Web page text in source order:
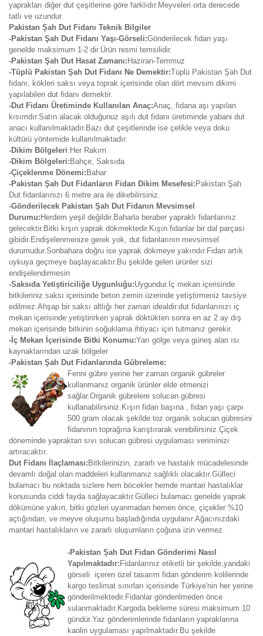
yaprakları diğer dut çeşitlerine göre farklıdır.Meyveleri orta derecede
tatlı ve uzundur.
Pakistan Şah Dut Fidanı Teknik Bilgiler
-Pakistan Şah Dut Fidanı Yaşı-Görseli:Gönderilecek fidan yaşı
genelde maksimum 1-2 dir.Ürün resmi temsilidir.
-Pakistan Şah Dut Hasat Zamanı: Haziran-Temmuz
-Tüplü Pakistan Şah Dut Fidanı Ne Demektir:Tüplü Pakistan Şah Dut
fidanı, kökleri saksı veya toprak içerisinde olan dört mevsim dikimi
yapılabilen dut fidanı demektir.
-Dut Fidanı Üretiminde Kullanılan Anaç:Anaç, fidana aşı yapılan
kısımdır.Satın alacak olduğunuz aşılı dut fidanı üretiminde yabani dut
anacı kullanılmaktadır.Bazı dut çeşitlerinde ise çelikle veya doku
kültürü yöntemide kullanılmaktadır.
-Dikim Bölgeleri:Her Rakım
-Dikim Bölgeleri: Bahçe, Saksıda
-Çiçeklenme Dönemi: Bahar
-Pakistan Şah Dut Fidanların Fidan Dikim Mesefesi: Pakistan Şah
Dut fidanlarınızı 6 metre ara ile dikebilirsiniz.
-Gönderilecek Pakistan Şah Dut Fidanın Mevsimsel
Durumu: Herdem yeşil değildir.Baharla beraber yapraklı fidanlarınız
gelecektir.Bitki kışın yaprak dökmektedir.Kışın fidanlar bir dal parçası
gibidir.Endişelenmenize gerek yok, dut fidanlarının mevsimsel
durumudur.Sonbahara doğru ise yaprak dökmeye yakındır.Fidan artık
uykuya geçmeye başlayacaktır.Bu şekilde gelen ürünler sizi
endişelendirmesin
-Saksıda Yetiştiriciliğe Uygunluğu:Uygundur.İç mekan içerisinde
bitkileriniz saksı içerisinde beton zemin üzerinde yetiştirmeniz tavsiye
edilmez.Ahşap bir saksı altlığı her zaman idealdir.dut fidanlarınızı iç
mekan içerisinde yetiştirirken yaprak döktükten sonra en az 2 ay dış
mekan içerisinde bitkinin soğuklama ihtiyacı için tutmanız gerekir.
-İç Mekan İçerisinde Bitki Konumu:Yarı gölge veya güneş alan ısı
kaynaklarından uzak bölgeler
-Pakistan Şah Dut Fidanlarında Gübreleme:
Fenni gübre yerine her zaman organik gübreler
kullanmanız organik ürünler elde etmenizi
sağlar.Organik gübrelere solucan gübresi
kullanabilirsiniz.Kışın fidan başına , fidan yaşı çarpı
500 gram olacak şekilde toz organik solucan gübresini
fidanının toprağına karıştırarak verebilirsiniz.Çiçek
döneminde yapraktan sıvı solucan gübresi uygulaması veriminizi
artıracaktır.
Dut Fidanı İlaçlaması: Bitkilerinizin, zararlı ve hastalık mücadelesinde
devamlı doğal olan maddeleri kullanmanız sağlıklı olacaktır.Gülleci
bulamacı bu noktada sizlere hem böcekler hemde mantari hastalıklar
konusunda ciddi fayda sağlayacaktır.Gülleci bulamacı genelde yaprak
dökümüne yakın, bitki gözleri uyanmadan hemen önce, çiçekler %10
açtığından, ve meyve oluşumu başladığında uygulanır.Ağacınızdaki
mantari hastalıkların ve zararlı oluşumların çoğuna izin vermez.
-Pakistan Şah Dut Fidan Gönderimi Nasıl
Yapılmaktadır: Fidanlarınız etiketli bir şekilde,yandaki
görseli içeren özel tasarım fidan gönderim kolilerinde
kargo teslimat sınırları içerisinde Türkiye'nin her yerine
gönderilmektedir.Fidanlar gönderilmeden önce
sulanmaktadır.Kargoda bekleme süresi maksimum 10
gündür.Yaz gönderimlerinde fidanların yapraklarına
kaolin uygulaması yapılmaktadır.Bu şekilde